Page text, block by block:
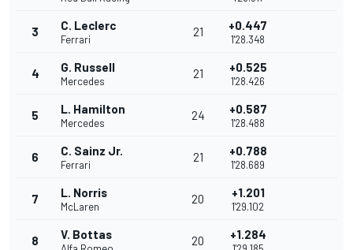
3 C. Leclerc
Ferrari
21 +0.447
1'28.348
4 G. Russell
Mercedes
21 +0.525
1'28.426
5 L. Hamilton
Mercedes
24 +0.587
1'28.488
6 C. Sainz Jr.
Ferrari
21 +0.788
1'28.689
7 L. Norris
McLaren
20 +1.201
1'29.102
8 V. Bottas 20 +1.284